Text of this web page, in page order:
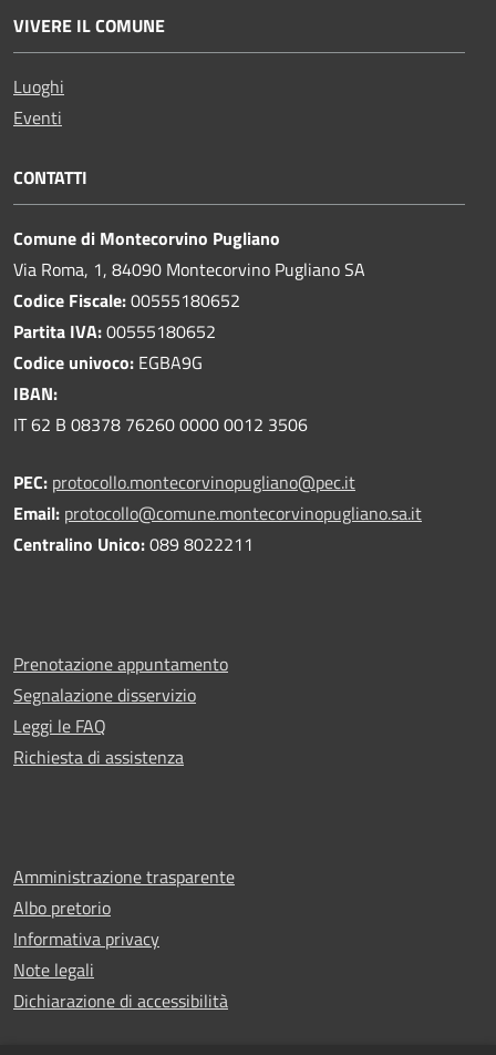
VIVERE IL COMUNE
Luoghi
Eventi
CONTATTI
Comune di Montecorvino Pugliano
Via Roma, 1, 84090 Montecorvino Pugliano SA
Codice Fiscale:00555180652
Partita IVA:00555180652
Codice univoco: EGBA9G
IBAN:
IT 62 B 08378 76260 0000 0012 3506
PEC: protocollo.montecorvinopugliano@pec.it
Email: protocollo@comune.montecorvinopugliano.sa.it
Centralino Unico:089 8022211
Prenotazione appuntamento
Segnalazione disservizio
Leggi le FAQ
Richiesta di assistenza
Amministrazione trasparente
Albo pretorio
Informativa privacy
Note legali
Dichiarazione di accessibilità